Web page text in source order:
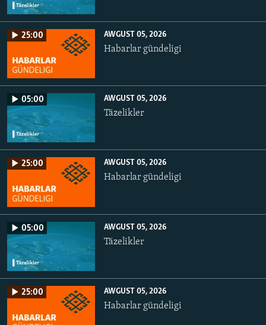
25:00 AWGUST 05, 2026
Habarlar gündeligi
05:00 AWGUST 05, 2026
Täzelikler
25:00 AWGUST 05, 2026
Habarlar gündeligi
05:00 AWGUST 05, 2026
Täzelikler
25:00 AWGUST 05, 2026
Habarlar gündeligi